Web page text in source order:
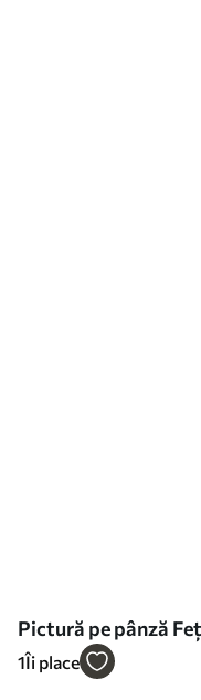
Pictură pe pânză
1Îi place